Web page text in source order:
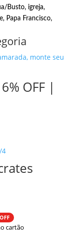
Busto,igreja,
, Papa Francisco,
OFF |
cartão